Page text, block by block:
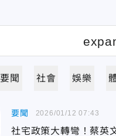
要聞 社會 娛樂
要聞
社宅政策大轉彎！蔡英
2026/01/12 07:43